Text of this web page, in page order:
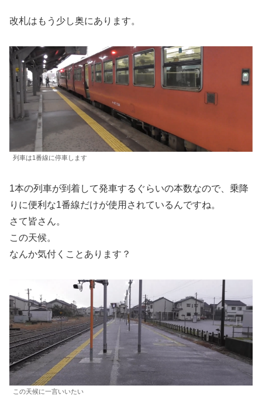
改札はもう少し奥にあります。
列車は1番線に停車します
1本の列車が到着して発車するぐらいの本数なので、乗降
りに便利な1番線だけが使用されているんですね。
さて皆さん。
この天候。
なんか気付くことあります？
この天候に一言いいたい